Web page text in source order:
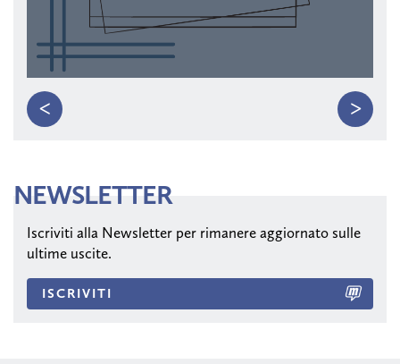
< >
NEWSLETTER
Iscriviti alla Newsletter per rimanere aggiornato sulle
ultime uscite.
ISCRIVITI